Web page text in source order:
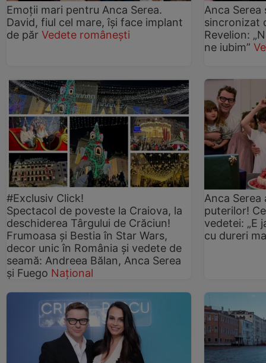
Emoții mari pentru Anca Serea.
David, fiul cel mare, își face implant
de păr Vedete românești
Anca Serea
sincronizat
Revelion:
ne iubim”
#Exclusiv Click!
Spectacol de poveste la Craiova, la
deschiderea Târgului de Crăciun!
Frumoasa și Bestia în Star Wars,
decor unic în România și vedete de
seamă: Andreea Bălan, Anca Serea
și Fuego Național
Anca Serea
puterilor!
vedetei: „E
cu dureri